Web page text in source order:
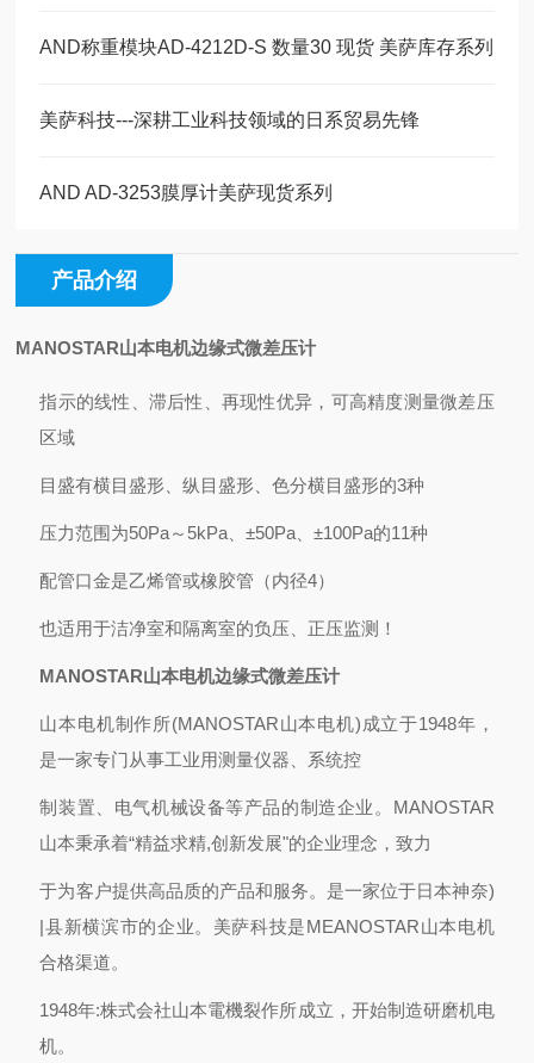
AND称重模块AD-4212D-S 数量30 现货 美萨库存系列
美萨科技---深耕工业科技领域的日系贸易先锋
AND AD-3253膜厚计美萨现货系列
产品介绍
MANOSTAR山本电机边缘式微差压计
指示的线性、滞后性、再现性优异，可高精度测量微差压
区域
目盛有横目盛形、纵目盛形、色分横目盛形的3种
压力范围为50Pa～5kPa、±50Pa、±100Pa的11种
配管口金是乙烯管或橡胶管（内径4）
也适用于洁净室和隔离室的负压、正压监测！
MANOSTAR山本电机边缘式微差压计
山本电机制作所(MANOSTAR山本电机)成立于1948年，
是一家专门从事工业用测量仪器、系统控
制装置、电气机械设备等产品的制造企业。MANOSTAR
山本秉承着“精益求精,创新发展"的企业理念，致力
于为客户提供高品质的产品和服务。是一家位于日本神奈)
|县新横滨市的企业。美萨科技是MEANOSTAR山本电机
合格渠道。
1948年:株式会社山本電機裂作所成立，开始制造研磨机电
机。